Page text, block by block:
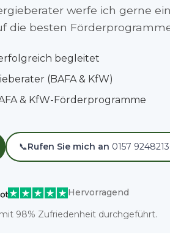
werfe ich gerne
die besten
begleitet
(BAFA & KfW)
& KfW-Förderprogramme
📞Rufen Sie mich an 0157
Hervorragend
98% Zufriedenheit durchgeführt.